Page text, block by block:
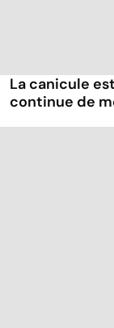
La canicule
continue de